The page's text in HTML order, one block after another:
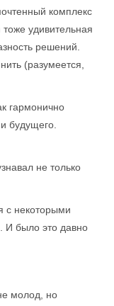
комплекс
удивительная
решений.
(разумеется,
гармонично
будущего.
не только
с некоторыми
И было это давно
молод, но